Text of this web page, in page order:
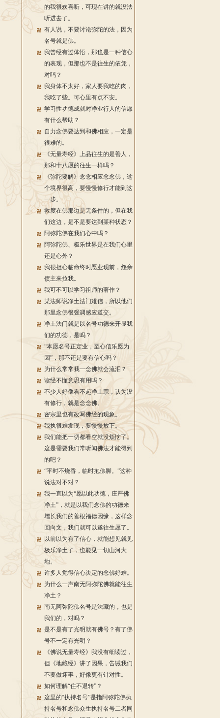
的我很欢喜听，可现在讲的就没法
听进去了。
有人说，不要讨论弥陀的法，因为
名号就是佛。
我曾经有过体悟，那也是一种信心
的表现，但那也不是往生的依凭，
对吗？
我身体不太好，家人要我吃的肉，
我吃了些。可心里有点不安。
学习性功德成就对净业行人的信愿
有什么帮助？
自力念佛要达到和佛相应，一定是
很难的。
《无量寿经》上品往生的是善人，
那和十八愿的往生一样吗？
《弥陀要解》念念相应念念佛，这
个境界很高，要慢慢修行才能到这
一步。
救度在佛那边是无条件的，但在我
们这边，是不是要达到某种状态？
阿弥陀佛在我们心中吗？
阿弥陀佛、极乐世界是在我们心里
还是心外？
我很担心临命终时恶业现前，怨亲
债主来拉我。
我可不可以学习祖师的著作？
某法师说净土法门难信，所以他们
那里念佛很强调感应道交。
净土法门就是以名号功德来开显我
们的功德，是吗？
“本愿名号正定业，至心信乐愿为
因”，那不还是要有信心吗？
为什么常常我一念佛就会流泪？
读经不懂意思有用吗？
不少人好像看不起净土宗，认为没
有修行，就是念念佛。
密宗里也有改写佛经的现象。
我执很难发现，要慢慢放下。
我们能把一切都看空就没烦恼了。
这是需要我们常听闻佛法才能得到
的吧？
“平时不烧香，临时抱佛脚。”这种
说法对不对？
我一直以为“愿以此功德，庄严佛
净土”，就是以我们念佛的功德来
增长我们的善根福德因缘，这样念
回向文，我们就可以遂往生愿了。
以前以为有了信心，就能想见就见
极乐净土了，也能见一切山河大
地。
许多人觉得信心决定的念佛好难。
为什么一声南无阿弥陀佛就能往生
净土？
南无阿弥陀佛名号是法藏的，也是
我们的，对吗？
是不是有了光明就有佛号？有了佛
号不一定有光明？
《佛说无量寿经》我没有细读过，
但《地藏经》讲了因果，告诫我们
不要做坏事，好像更有针对性。
如何理解“住不退转”？
这里的“执持名号”是指阿弥陀佛执
持名号和念佛众生执持名号二者同